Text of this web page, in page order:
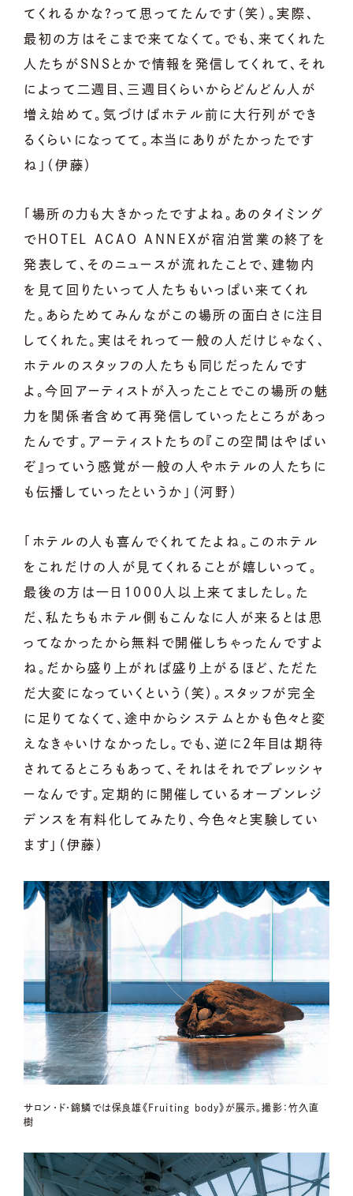
てくれるかな？って思ってたんです（笑）。実際、
最初の方はそこまで来てなくて。でも、来てくれた
人たちがSNSとかで情報を発信してくれて、それ
によって二週目、三週目くらいからどんどん人が
増え始めて。気づけばホテル前に大行列ができ
るくらいになってて。本当にありがたかったです
ね」（伊藤）
「場所の力も大きかったですよね。あのタイミング
でHOTEL ACAO ANNEXが宿泊営業の終了を
発表して、そのニュースが流れたことで、建物内
を見て回りたいって人たちもいっぱい来てくれ
た。あらためてみんながこの場所の面白さに注目
してくれた。実はそれって一般の人だけじゃなく、
ホテルのスタッフの人たちも同じだったんです
よ。今回アーティストが入ったことでこの場所の魅
力を関係者含めて再発信していったところがあっ
たんです。アーティストたちの『この空間はやばい
ぞ』っていう感覚が一般の人やホテルの人たちに
も伝播していったというか」（河野）
「ホテルの人も喜んでくれてたよね。このホテル
をこれだけの人が見てくれることが嬉しいって。
最後の方は一日1000人以上来てましたし。た
だ、私たちもホテル側もこんなに人が来るとは思
ってなかったから無料で開催しちゃったんですよ
ね。だから盛り上がれば盛り上がるほど、ただた
だ大変になっていくという（笑）。スタッフが完全
に足りてなくて、途中からシステムとかも色々と変
えなきゃいけなかったし。でも、逆に2年目は期待
されてるところもあって、それはそれでプレッシャ
ーなんです。定期的に開催しているオープンレジ
デンスを有料化してみたり、今色々と実験してい
ます」（伊藤）
サロン・ド・錦鱗では保良雄《Fruiting body》が展示。撮影：竹久直
樹